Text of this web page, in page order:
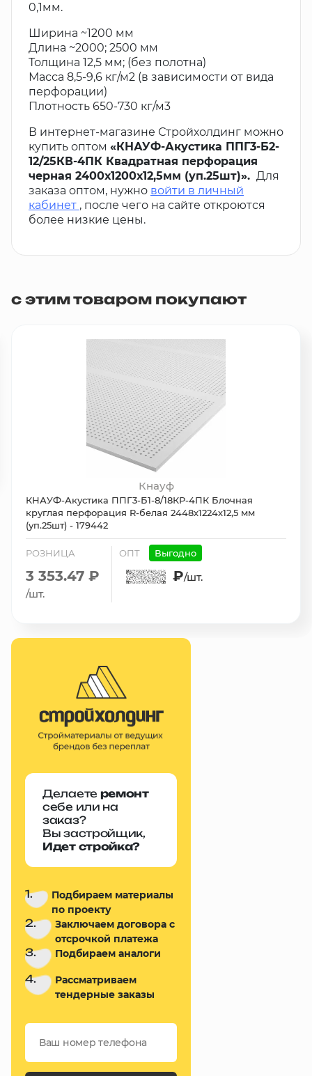
0,1мм.
Ширина ~1200 мм
Длина ~2000; 2500 мм
Толщина 12,5 мм; (без полотна)
Масса 8,5-9,6 кг/м2 (в зависимости от вида
перфорации)
Плотность 650-730 кг/м3
В интернет-магазине Стройхолдинг можно
купить оптом «КНАУФ-Акустика ППГ3-Б2-
12/25КВ-4ПК Квадратная перфорация
черная 2400х1200х12,5мм (уп.25шт)». Для
заказа оптом, нужно войти в личный
кабинет , после чего на сайте откроются
более низкие цены.
с этим товаром покупают
Кнауф
КНАУФ-Акустика ППГ3-Б1-8/18КР-4ПК Блочная
круглая перфорация R-белая 2448х1224х12,5 мм
(уп.25шт) - 179442
РОЗНИЦА
3 353.47 ₽
/шт.
ОПТ Выгодно
₽/шт.
Делаете ремонт
себе или на
заказ?
Вы застройщик,
Идет стройка?
1.
Подбираем материалы
по проекту
2.
Заключаем договора с
отсрочкой платежа
3. Подбираем аналоги
4.
Рассматриваем
тендерные заказы